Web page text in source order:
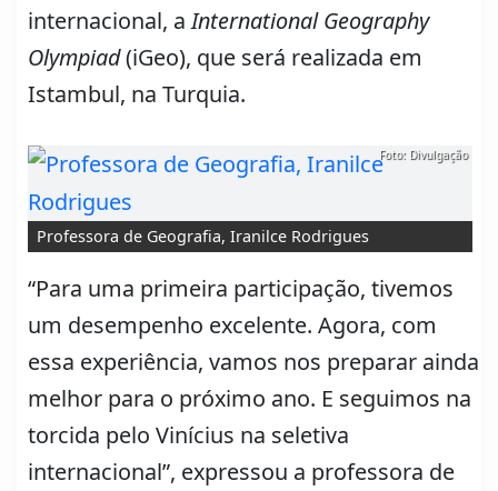
internacional, aInternational Geography
Olympiad(iGeo), que será realizada em
Istambul, na Turquia.
Professora de Geografia, Iranilce Rodrigues
Foto: Divulgação
“Para uma primeira participação, tivemos
um desempenho excelente. Agora, com
essa experiência, vamos nos preparar ainda
melhor para o próximo ano. E seguimos na
torcida pelo Vinícius na seletiva
internacional”, expressou a professora de